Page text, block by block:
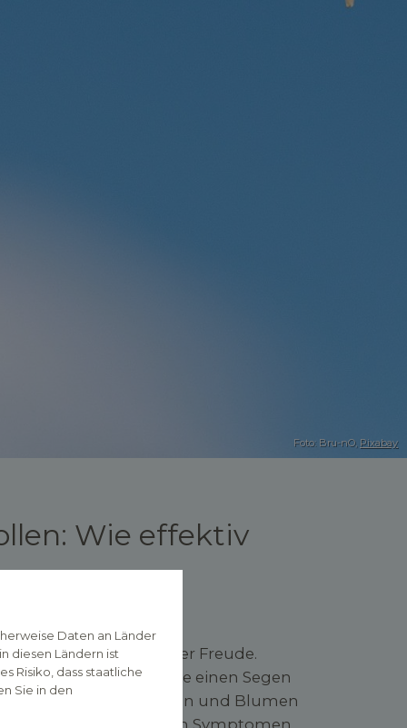
Foto: Bru-nO, Pixabay
Wie effektiv
des Aufatmens und der Freude.
der Natur. Was für die einen Segen
Blühen von Bäumen und Blumen
zu unangenehmen Symptomen
Daten an Länder
diesen Ländern ist
Risiko, dass staatliche
Sie in den